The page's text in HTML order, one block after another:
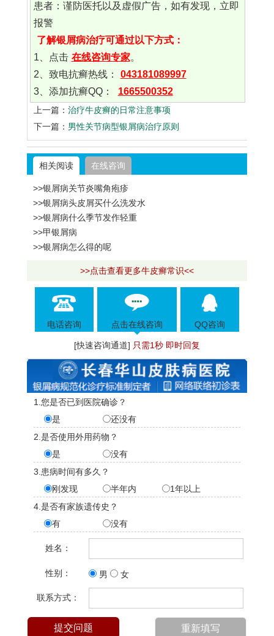
患者：谨防医托以及虚假广告，如有发现，立即
报警
了解银屑病治疗可通过以下方式：
1、点击 在线咨询专家。
2、致电抗癣热线：
043181089997
3、添加抗癣QQ：
1665500352
上一篇： 治疗牛皮癣的日常注意事项
下一篇： 男性关节病型银屑病治疗原则
相关阅读 在线咨询
>>银屑病关节炎嘴角疱疹
>>银屑病头皮屑买什么洗发水
>>银屑病什么季节发作轻重
>>甲银屑病
>>银屑病怎么得的呢
>>点击查看更多牛皮癣常识<<
电话咨询 点击在线咨询 QQ咨询
[快速咨询通道] 只需1秒 即时回复
1.您是否已到医院确诊？
是
还没有
2.是否使用外用药物？
是
没有
3.患病时间有多久？
刚发现
半年内
1年以上
4.是否有家族遗传史？
有
没有
姓名：
性别： 男 女
联系方式：